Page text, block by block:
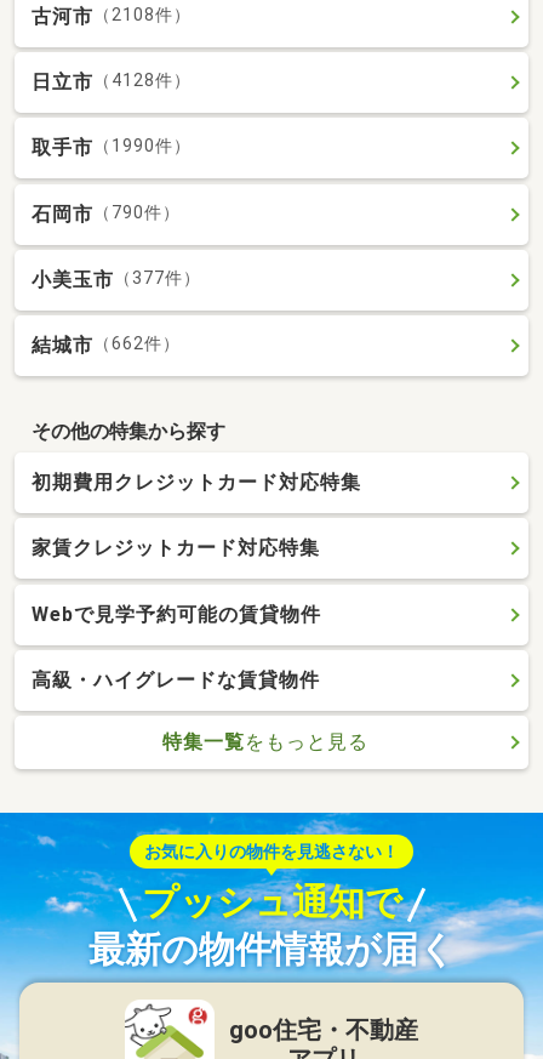
古河市 （2108件）
日立市 （4128件）
取手市 （1990件）
石岡市 （790件）
小美玉市 （377件）
結城市 （662件）
その他の特集から探す
初期費用クレジットカード対応特集
家賃クレジットカード対応特集
Webで見学予約可能の賃貸物件
高級・ハイグレードな賃貸物件
特集一覧をもっと見る
お気に入りの物件を見逃さない！
プッシュ通知で
最新の物件情報が届く
goo住宅・不動産